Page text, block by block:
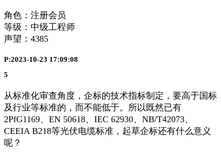
角色：注册会员
等级：中级工程师
声望： 4385
P:2023-10-23 17:09:08
5
从标准化审查角度，企标的技术指标制定，要高于国标
及行业等标准的，而不能低于。所以既然已有
2PfG1169、EN 50618、IEC 62930、NB/T42073、
CEEIA B218等光伏电缆标准，起草企标还有什么意义
呢？